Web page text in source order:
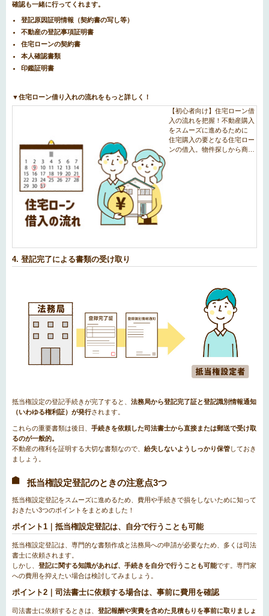
確認も一緒に行ってくれます。
登記原因証明情報（契約書の写し等）
不動産の登記事項証明書
住宅ローンの契約書
本人確認書類
印鑑証明書
▼住宅ローン借り入れの流れをもっと詳しく！
4. 登記完了による書類の受け取り
抵当権設定の登記手続きが完了すると、 法務局から登記完了証と登記識別情報通知
（いわゆる権利証）が発行されます。
これらの重要書類は後日、 手続きを依頼した司法書士から直接または郵送で受け取
るのが一般的。
不動産の権利を証明する大切な書類なので、 紛失しないようしっかり保管しておき
ましょう。
抵当権設定登記のときの注意点3つ
抵当権設定登記をスムーズに進めるため、費用や手続きで損をしないために知って
おきたい3つのポイントをまとめました！
ポイント1｜抵当権設定登記は、自分で行うことも可能
抵当権設定登記は、専門的な書類作成と法務局への申請が必要なため、多くは司法
書士に依頼されます。
しかし、 登記に関する知識があれば、手続きを自分で行うことも可能です。専門家
への費用を抑えたい場合は検討してみましょう。
ポイント2｜司法書士に依頼する場合は、事前に費用を確認
司法書士に依頼するときは、 登記報酬や実費を含めた見積もりを事前に取りましょ